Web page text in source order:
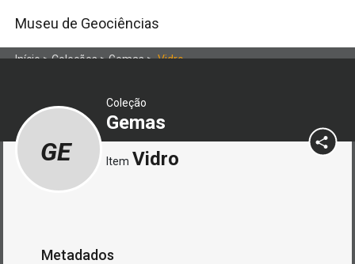
Museu de Geociências
Início>Coleções>Gemas>Vidro
Coleção
Gemas
GE Item Vidro
Metadados